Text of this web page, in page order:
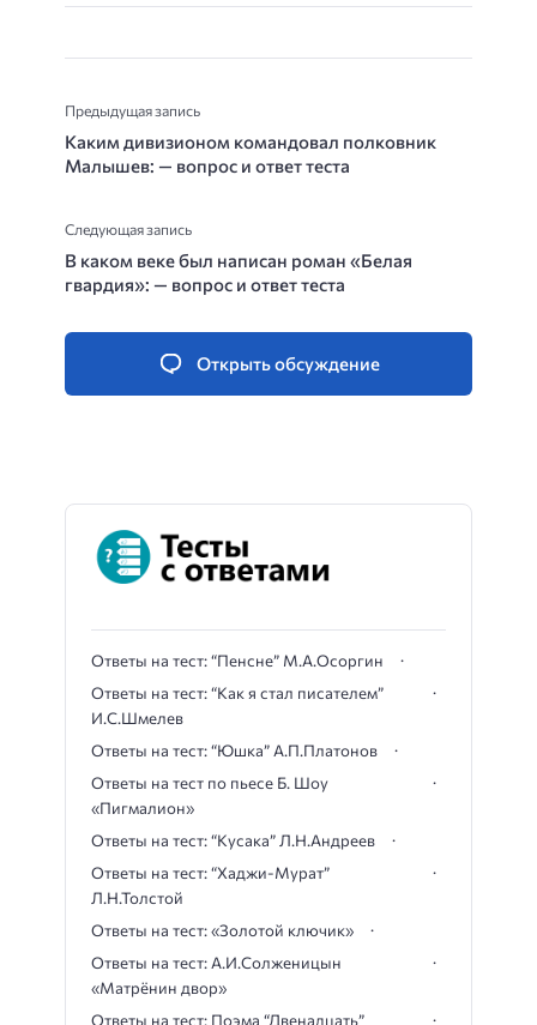
Предыдущая запись
Каким дивизионом командовал полковник
Малышев: — вопрос и ответ теста
Следующая запись
В каком веке был написан роман «Белая
гвардия»: — вопрос и ответ теста
Открыть обсуждение
Ответы на тест: “Пенсне” М.А.Осоргин
Ответы на тест: “Как я стал писателем”
И.С.Шмелев
Ответы на тест: “Юшка” А.П.Платонов
Ответы на тест по пьесе Б. Шоу
«Пигмалион»
Ответы на тест: “Кусака” Л.Н.Андреев
Ответы на тест: “Хаджи-Мурат”
Л.Н.Толстой
Ответы на тест: «Золотой ключик»
Ответы на тест: А.И.Солженицын
«Матрёнин двор»
Ответы на тест: Поэма “Двенадцать”